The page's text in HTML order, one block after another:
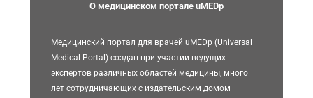
О медицинском портале uMEDp
Медицинский портал для врачей uMEDp (Universal
Medical Portal) создан при участии ведущих
экспертов различных областей медицины, много
лет сотрудничающих с издательским домом